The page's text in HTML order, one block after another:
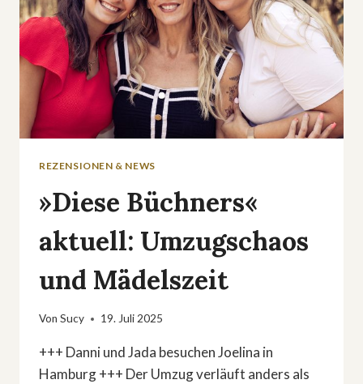
REZENSIONEN & NEWS
»Diese Büchners«
aktuell: Umzugschaos
und Mädelszeit
Von Sucy 19. Juli 2025
+++ Danni und Jada besuchen Joelina in
Hamburg +++ Der Umzug verläuft anders als